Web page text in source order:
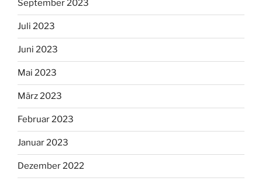
September 2023
Juli 2023
Juni 2023
Mai 2023
März 2023
Februar 2023
Januar 2023
Dezember 2022